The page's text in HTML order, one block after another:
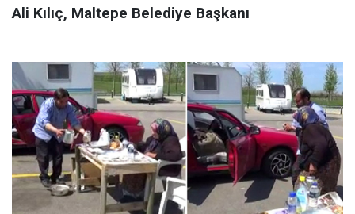
Ali Kılıç, Maltepe Belediye Başkanı